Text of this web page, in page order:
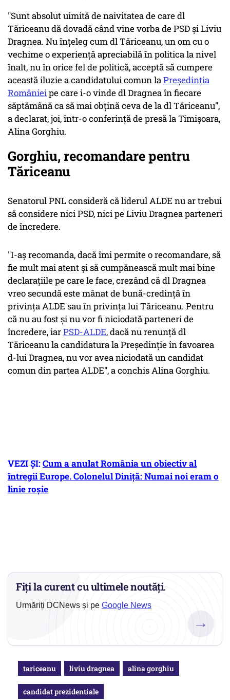
"Sunt absolut uimită de naivitatea de care dl
Tăriceanu dă dovadă când vine vorba de PSD și Liviu
Dragnea. Nu înțeleg cum dl Tăriceanu, un om cu o
vechime o experiență apreciabilă în politica la nivel
înalt, nu în orice fel de politică, acceptă să cumpere
această iluzie a candidatului comun laPreședinția
Românieipe care i-o vinde dl Dragnea în fiecare
săptămână ca să mai obțină ceva de la dl Tăriceanu",
a declarat, joi, într-o conferință de presă la Timișoara,
Alina Gorghiu.
Gorghiu, recomandare pentru
Tăriceanu
Senatorul PNL consideră că liderul ALDE nu ar trebui
să considere nici PSD, nici pe Liviu Dragnea parteneri
de încredere.
"I-aș recomanda, dacă îmi permite o recomandare, să
fie mult mai atent și să cumpănească mult mai bine
declarațiile pe care le face, crezând că dl Dragnea
vreo secundă este mânat de bună-credință în
privința ALDE sau în privința lui Tăriceanu. Pentru
că nu au fost și nu vor fi niciodată parteneri de
încredere, iarPSD-ALDE, dacă nu renunță dl
Tăriceanu la candidatura la Președinție în favoarea
d-lui Dragnea, nu vor avea niciodată un candidat
comun din partea ALDE", a conchis Alina Gorghiu.
VEZI ȘI:Cum a anulat România un obiectiv al
întregii Europe. Colonelul Diniță: Numai noi eram o
linie roșie
Fiți la curent cu ultimele noutăți.
Urmăriți DCNews și pe Google News
→
tariceanu liviu dragnea alina gorghiu
candidat prezidentiale